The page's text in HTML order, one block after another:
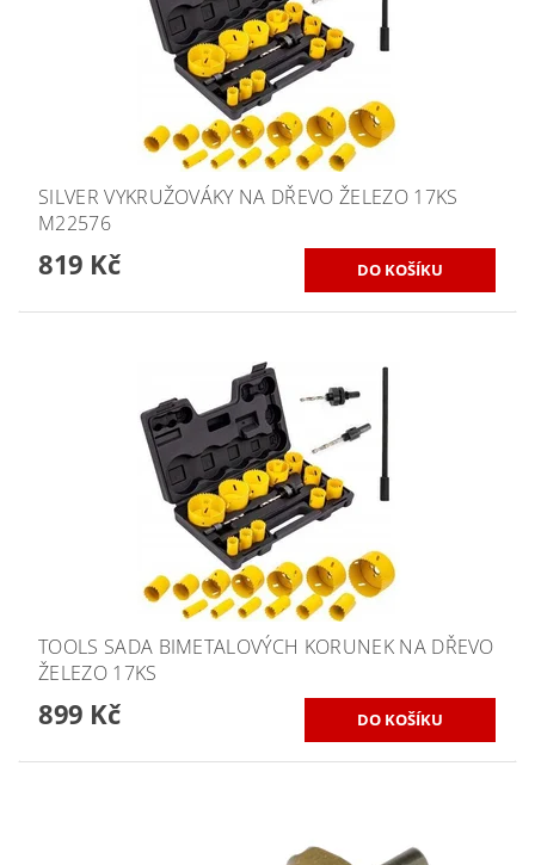
SILVER VYKRUŽOVÁKY NA DŘEVO ŽELEZO 17KS
M22576
819 Kč
TOOLS SADA BIMETALOVÝCH KORUNEK NA DŘEVO
ŽELEZO 17KS
899 Kč